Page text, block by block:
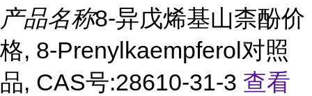
产品名称8-异戊烯基山柰酚价
格, 8-Prenylkaempferol对照
品, CAS号:28610-31-3 查看